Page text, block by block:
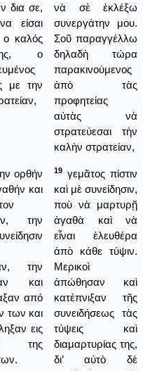
δια σε,
είσαι
καλός
ο
με την
νὰ σὲ ἐκλέξω
συνεργάτην μου.
Σοῦ παραγγέλλω
δηλαδὴ τώρα
παρακινούμενος
ἀπὸ τὰς
προφητείας
αὐτὰς νὰ
στρατεύεσαι τὴν
καλὴν στρατείαν,
ορθήν
και
την
την
και
από
των και
εις
της
19 γεμᾶτος πίστιν
καὶ μὲ συνείδησιν,
ποὺ νὰ μαρτυρῇ
ἀγαθὰ καὶ νὰ
εἶναι ἐλευθέρα
ἀπὸ κάθε τύψιν.
Μερικοὶ
ἀπώθησαν καὶ
κατέπνιξαν τῆς
συνειδήσεως τὰς
τύψεις καὶ
διαμαρτυρίας της,
δι’ αὐτὸ δὲ